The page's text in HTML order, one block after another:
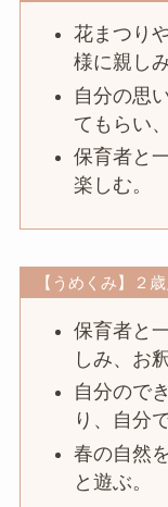
花まつり
様に親し
自分の思
てもらい
保育者と
楽しむ。
【うめくみ】２歳
保育者と
しみ、お
自分ので
り、自分
春の自然
と遊ぶ。